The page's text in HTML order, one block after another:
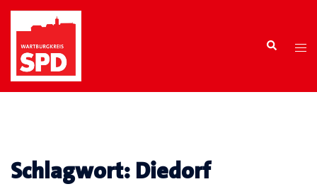
Zum
springen
Search
Schlagwort: Diedorf